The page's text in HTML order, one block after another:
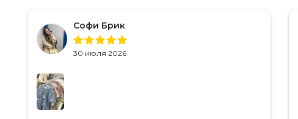
Софи Брик
30 июля 2026